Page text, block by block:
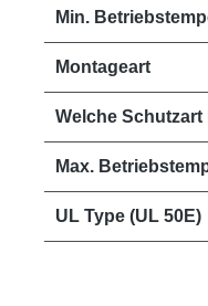
Min.
Montageart
Welche
Max.
UL Type (UL 50E)